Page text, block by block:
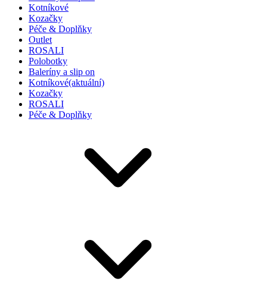
Kotníkové
Kozačky
Péče & Doplňky
Outlet
ROSALI
Polobotky
Baleríny a slip on
Kotníkové(aktuální)
Kozačky
ROSALI
Péče & Doplňky